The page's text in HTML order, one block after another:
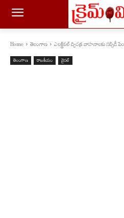
Home తెలంగాణ ఎలక్ట్రికల్ ద్విచక్ర వాహనాలకు సబ్సిడీ
తెలంగాణ రాజకీయం వైరల్